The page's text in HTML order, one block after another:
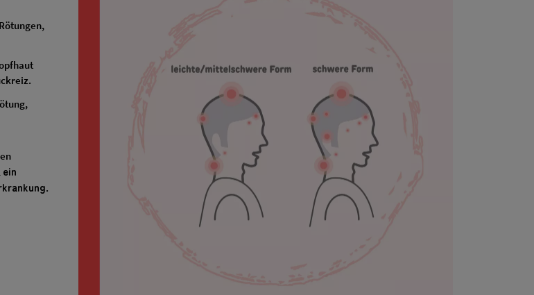
ein
.